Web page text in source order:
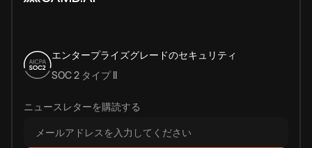
エンタープライズグレードのセキュリティ
SOC 2 タイプ II
ニュースレターを購読する